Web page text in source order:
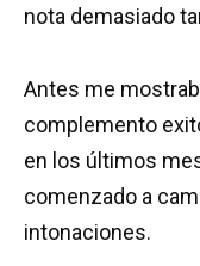
nota demasiado
Antes me
complemento
en los últimos
comenzado a
intonaciones.